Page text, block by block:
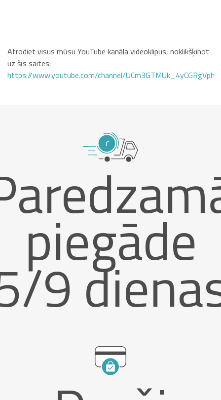
Atrodiet visus mūsu YouTube kanāla videoklipus, noklikšķinot
uz šīs saites:
https://www.youtube.com/channel/
piegāde
9